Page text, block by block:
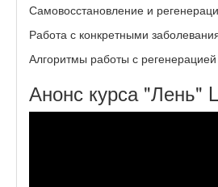
Самовосстановление и
Работа с конкретными
Алгоритмы работы с регенерацией
Анонс курса "Лень"